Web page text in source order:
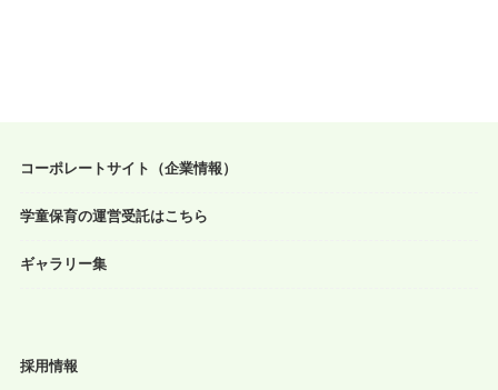
コーポレートサイト（企業情報）
学童保育の運営受託はこちら
ギャラリー集
採用情報